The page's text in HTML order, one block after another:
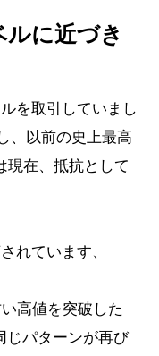
に近づき
を取引していまし
、以前の史上最高
現在、抵抗として
ています、
高値を突破した
パターンが再び